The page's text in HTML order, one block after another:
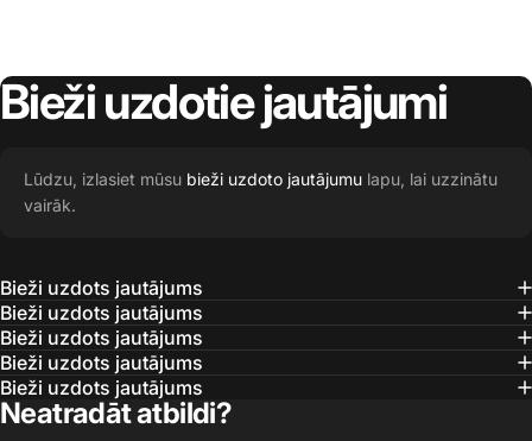
Biežiuzdotiejautājumi
Lūdzu, izlasiet mūsu bieži uzdoto jautājumu lapu, lai uzzinātu
vairāk.
Bieži uzdots jautājums
Bieži uzdots jautājums
Bieži uzdots jautājums
Bieži uzdots jautājums
Bieži uzdots jautājums
Neatradāt atbildi?